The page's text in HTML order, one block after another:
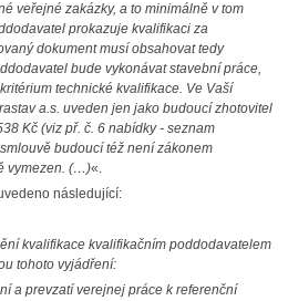
veřejné zakázky, a to minimálně v tom
prokazuje kvalifikaci za
dokument musí obsahovat tedy
bude vykonávat stavební práce,
technické kvalifikace. Ve Vaší
a.s. uveden jen jako budoucí zhotovitel
Kč (viz př. č. 6 nabídky - seznam
budoucí též není zákonem
vymezen. (…)«.
následující:
kvalifikace kvalifikačním poddodavatelem
tohoto vyjádření:
a prevzatí verejnej práce k referenční